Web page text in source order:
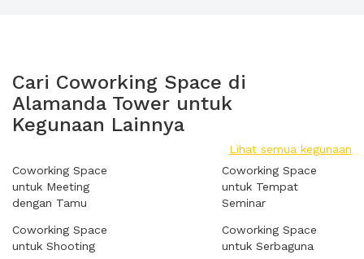
Cari Coworking Space di
Alamanda Tower untuk
Kegunaan Lainnya
Lihat semua kegunaan
Coworking Space
untuk Meeting
dengan Tamu
Coworking Space
untuk Shooting
Coworking Space
untuk Tempat
Seminar
Coworking Space
untuk Serbaguna